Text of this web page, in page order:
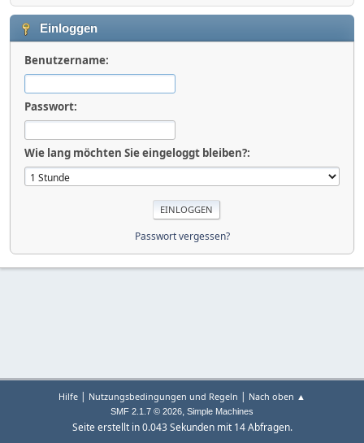
Einloggen
Benutzername:
Passwort:
Wie lang möchten Sie eingeloggt bleiben?:
Passwort vergessen?
Hilfe | Nutzungsbedingungen und Regeln | Nach oben ▲
SMF 2.1.7 © 2026, Simple Machines
Seite erstellt in 0.043 Sekunden mit 14 Abfragen.